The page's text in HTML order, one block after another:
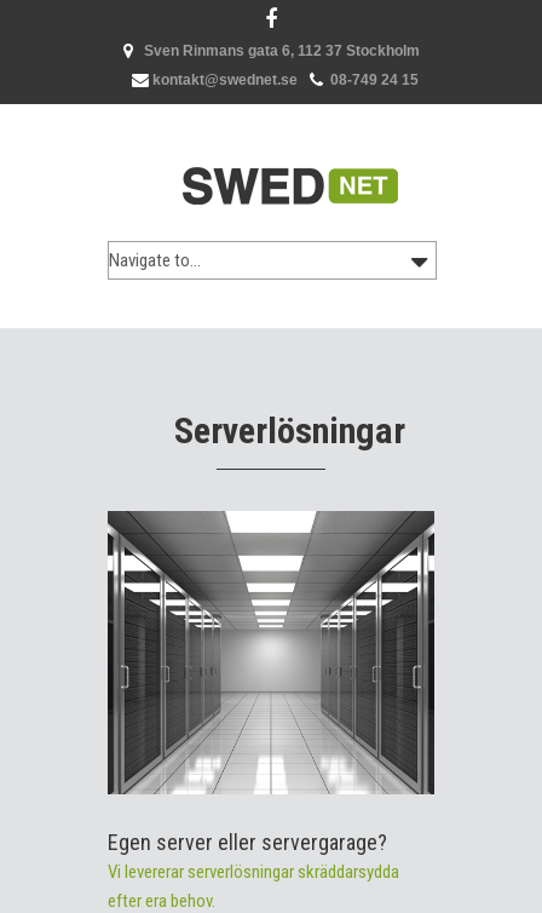
Sven Rinmans gata 6, 112 37 Stockholm
kontakt@swednet.se
08-749 24 15
Serverlösningar
Egen server eller servergarage?
Vi levererar serverlösningar skräddarsydda
efter era behov.